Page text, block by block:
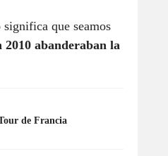
que seamos
2010 abanderaban la
de Francia